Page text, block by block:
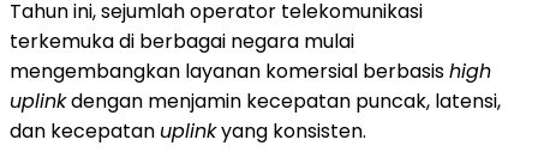
Tahun ini, sejumlah operator telekomunikasi
terkemuka di berbagai negara mulai
mengembangkan layanan komersial berbasishigh
uplinkdengan menjamin kecepatan puncak, latensi,
dan kecepatan uplinkyang konsisten.